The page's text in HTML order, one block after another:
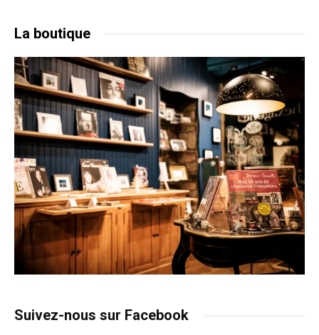
La boutique
Suivez-nous sur Facebook